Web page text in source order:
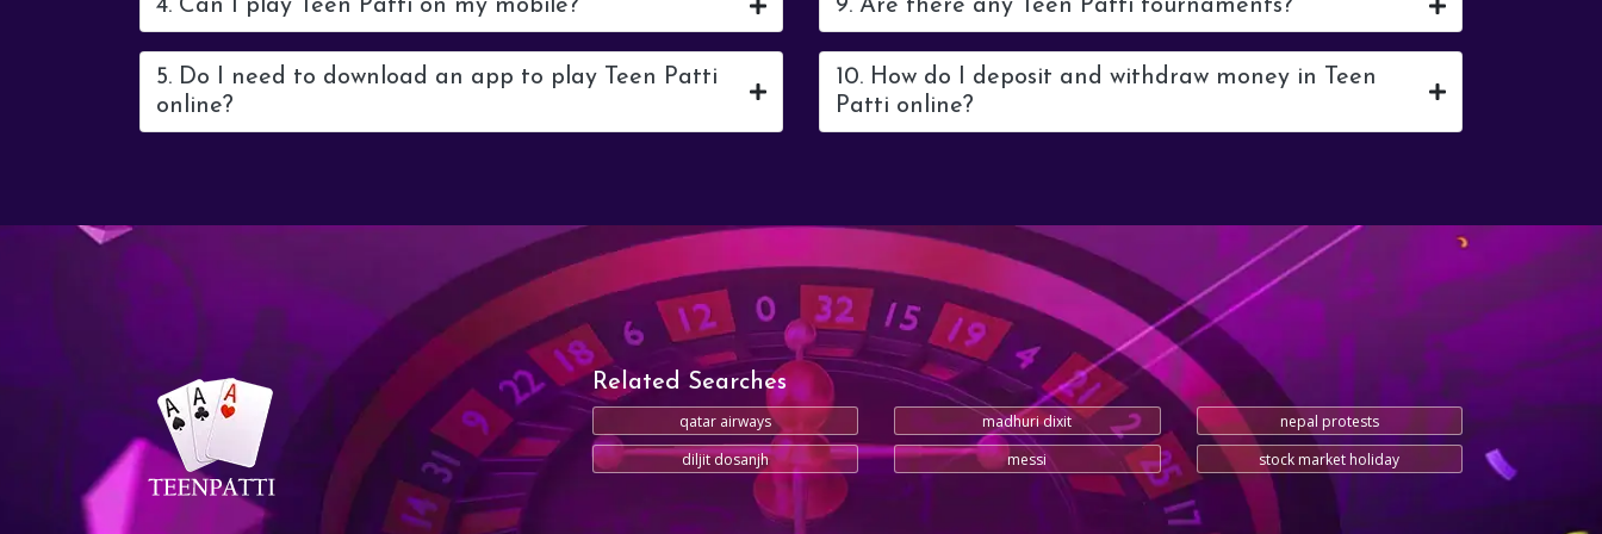
4. Can I play Teen Patti on my mobile?
5. Do I need to download an app to play Teen Patti
online?
9. Are there any Teen Patti tournaments?
10. How do I deposit and withdraw money in Teen
Patti online?
Related Searches
qatar airways madhuri dixit
nepal protests
diljit dosanjh
messi stock market holiday